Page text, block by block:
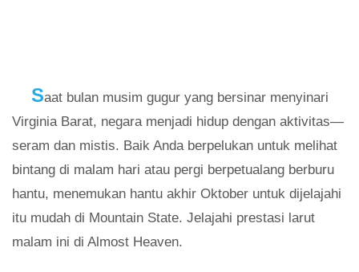
Saat bulan musim gugur yang bersinar menyinari
Virginia Barat, negara menjadi hidup dengan aktivitas—
seram dan mistis. Baik Anda berpelukan untuk melihat
bintang di malam hari atau pergi berpetualang berburu
hantu, menemukan hantu akhir Oktober untuk dijelajahi
itu mudah di Mountain State. Jelajahi prestasi larut
malam ini di Almost Heaven.